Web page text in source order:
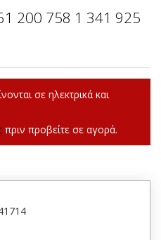
200 758 1 341 925
σε ηλεκτρικά και
πριν προβείτε σε αγορά.